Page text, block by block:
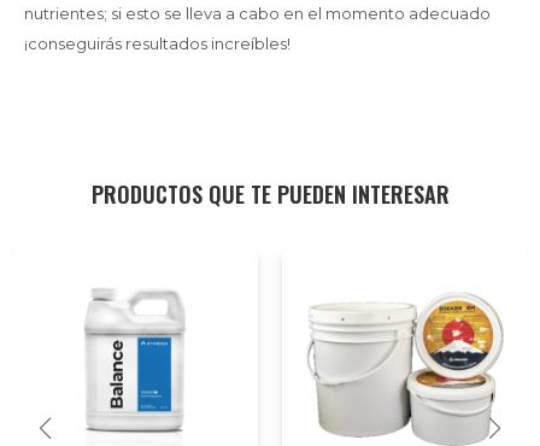
nutrientes; si esto se lleva a cabo en el momento adecuado
¡conseguirás resultados increíbles!
PRODUCTOS QUE TE PUEDEN INTERESAR